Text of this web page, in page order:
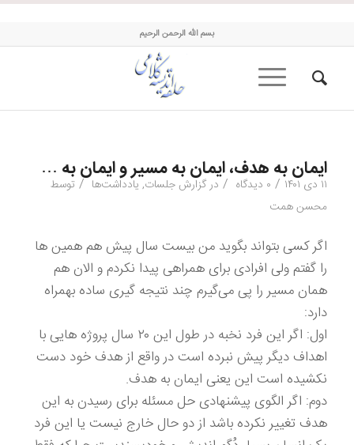
حلقه اندیشه کلامی
بسم الله الرحمن الرحیم
ایمان به هدف، ایمان به مسیر و ایمان به …
۱۱ دی ۱۴۰۱ / ۰ دیدگاه / در گزارش جلسات, یادداشت‌ها / توسط
محسن همت
اگر کسی بتواند بگوید من بیست سال پیش هم همین ها
را گفتم ولی افرادی برای همراهی پیدا نکردم و الان هم
همان مسیر را پی می‌گیرم چند نتیجه گیری ساده بهمراه
دارد:
اول: اگر این فرد نخبه در طول این ۲۰ سال پروژه هایی با
اهداف دیگر پیش نبرده است در واقع از هدف خود دست
نکشیده است این یعنی ایمان به هدف.
دوم: اگر الگوی پیشنهادی حل مسئله برای رسیدن به این
هدف تغییر نکرده باشد از دو حال خارج نیست یا این فرد